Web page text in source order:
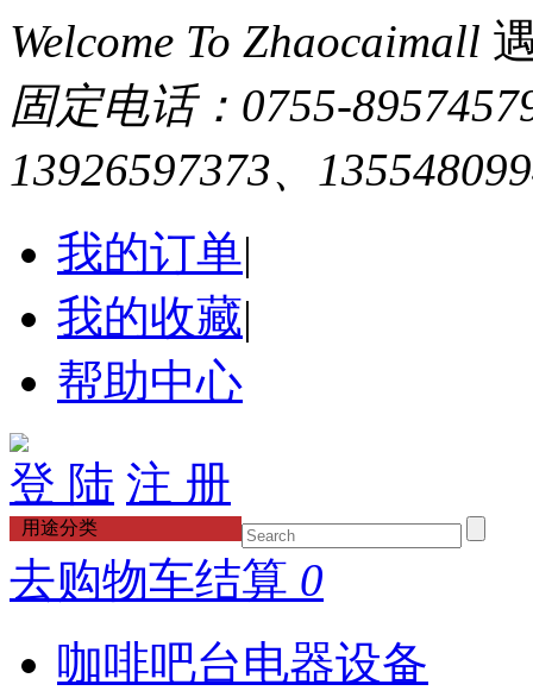
Welcome To Zhaocaimall
固定电话：0755-
13926597373、
我的订单|
我的收藏|
帮助中心
登 陆 注 册
用途分类
去购物车结算 0
咖啡吧台电器设备